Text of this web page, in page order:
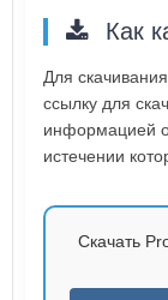
Как
Для
ссылку для
информацией
истечении
Скачать